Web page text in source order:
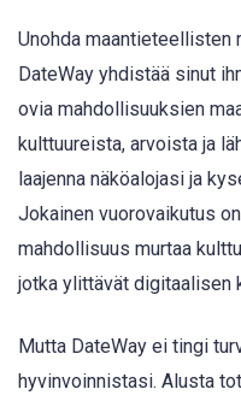
Unohda maantieteellisten
DateWay yhdistää sinut
ovia mahdollisuuksien
kulttuureista, arvoista ja
laajenna näköalojasi ja
Jokainen vuorovaikutus
mahdollisuus murtaa
jotka ylittävät digitaalisen
Mutta DateWay ei tingi
hyvinvoinnistasi. Alusta